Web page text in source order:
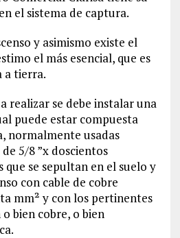
el sistema de captura.
y asimismo existe el
el más esencial, que es
a tierra.
realizar se debe instalar una
puede estar compuesta
normalmente usadas
5/8 ”x doscientos
se sepultan en el suelo y
con cable de cobre
mm² y con los pertinentes
bien cobre, o bien